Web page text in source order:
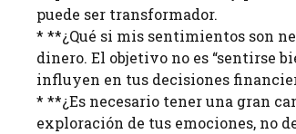
puede ser transformador.
* **¿Qué si mis sentimientos son
dinero. El objetivo no es “sentirse
influyen en tus decisiones
* **¿Es necesario tener una gran
exploración de tus emociones, no